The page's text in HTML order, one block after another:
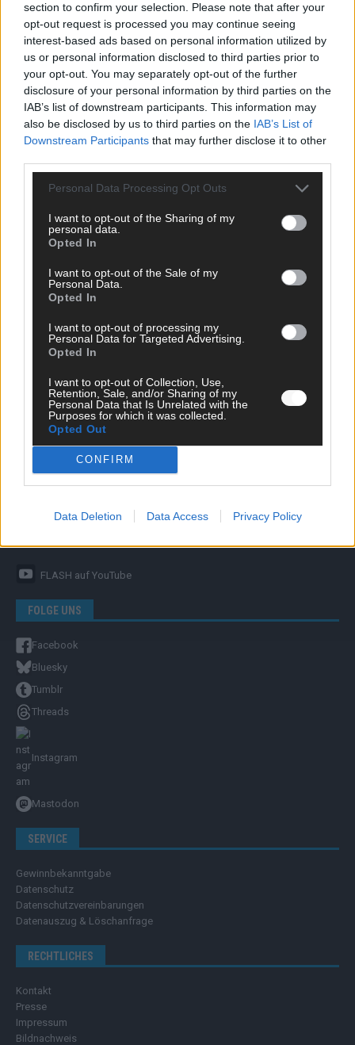
section to confirm your selection. Please note that after your
opt-out request is processed you may continue seeing
interest-based ads based on personal information utilized by
us or personal information disclosed to third parties prior to
your opt-out. You may separately opt-out of the further
disclosure of your personal information by third parties on the
IAB’s list of downstream participants. This information may
also be disclosed by us to third parties on the IAB’s List of
Downstream Participants that may further disclose it to other
Personal Data Processing Opt Outs
I want to opt-out of the Sharing of my
personal data.
Opted In
I want to opt-out of the Sale of my
Personal Data.
Opted In
I want to opt-out of processing my
Personal Data for Targeted Advertising.
Opted In
I want to opt-out of Collection, Use,
Retention, Sale, and/or Sharing of my
Personal Data that Is Unrelated with the
Purposes for which it was collected.
Opted Out
CONFIRM
Data Deletion Data Access Privacy Policy
SCHNELL ZUM RESSORT
Nachrichten
Wirtschaft
Ratgeber
Kommentar
Streams & Storys
Eurovision
FLASH – DAS VIDEOPORTAL
ÜBER UNS
Unternehmensporträt
Ehtikrichtlinie & Faktencheck
FLASH auf YouTube
FOLGE UNS
Facebook
Bluesky
Tumblr
Threads
Instagram
Mastodon
SERVICE
Gewinnbekanntgabe
Datenschutz
Datenschutzvereinbarungen
Datenauszug & Löschanfrage
RECHTLICHES
Kontakt
Presse
Impressum
Bildnachweis